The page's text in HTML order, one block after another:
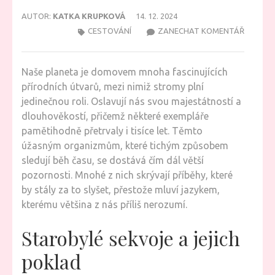
AUTOR: KATKA KRUPKOVÁ
14. 12. 2024
ZANECHAT KOMENTÁŘNA
CESTOVÁNÍ
Naše planeta je domovem mnoha fascinujících
přírodních útvarů, mezi nimiž stromy plní
jedinečnou roli. Oslavují nás svou majestátností a
dlouhověkostí, přičemž některé exempláře
pamětihodně přetrvaly i tisíce let. Těmto
úžasným organizmům, které tichým způsobem
sledují běh času, se dostává čím dál větší
pozornosti. Mnohé z nich skrývají příběhy, které
by stály za to slyšet, přestože mluví jazykem,
kterému většina z nás příliš nerozumí.
Starobylé sekvoje a jejich
poklad